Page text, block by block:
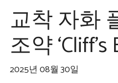
교착 자화
조약 ‘Cliff’s
2025년 08월 30일